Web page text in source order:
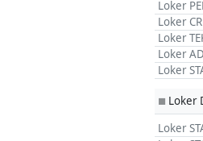
Loker
Loker
Loker
Loker
Loker
■ Loker
Loker